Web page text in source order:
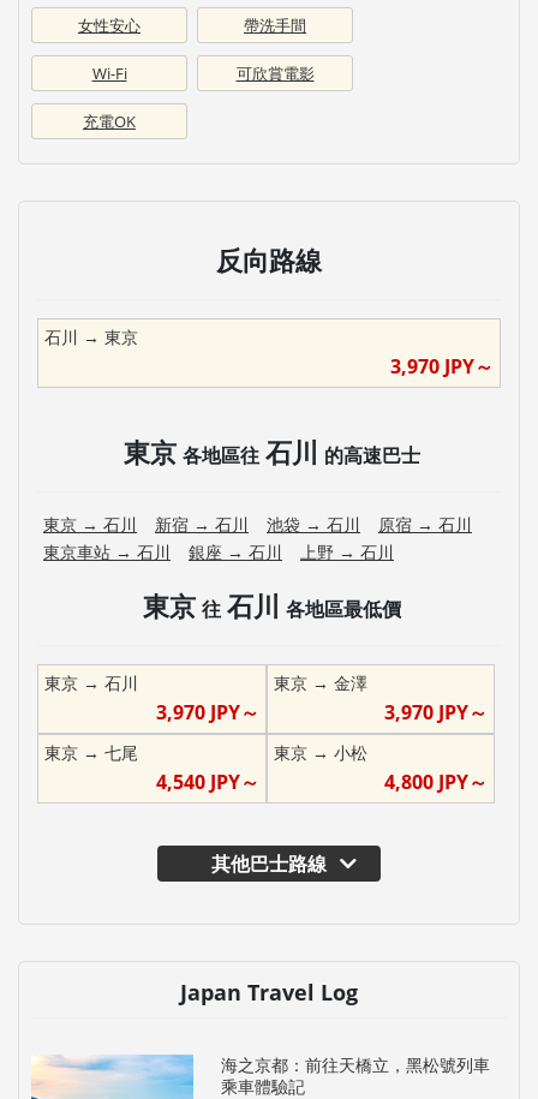
女性安心 帶洗手間
Wi-Fi 可欣賞電影
充電OK
反向路線
石川 → 東京
3,970 JPY～
東京 各地區往 石川 的高速巴士
東京 → 石川 新宿 → 石川 池袋 → 石川 原宿 → 石川
東京車站 → 石川 銀座 → 石川 上野 → 石川
東京 往 石川 各地區最低價
東京 → 石川
3,970JPY～
東京→ 金澤
3,970 JPY～
東京 → 七尾
4,540JPY～
東京→ 小松
4,800 JPY～
其他巴士路線
Japan Travel Log
海之京都：前往天橋立，黑松號列車
乘車體驗記